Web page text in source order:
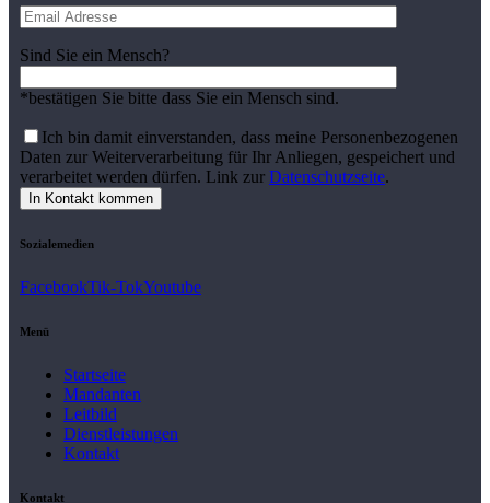
Sind Sie ein Mensch?
*bestätigen Sie bitte dass Sie ein Mensch sind.
Ich bin damit einverstanden, dass meine Personenbezogenen
Daten zur Weiterverarbeitung für Ihr Anliegen, gespeichert und
verarbeitet werden dürfen. Link zur Datenschutzseite.
Sozialemedien
FacebookTik-TokYoutube
Menü
Startseite
Mandanten
Leitbild
Dienstleistungen
Kontakt
Kontakt